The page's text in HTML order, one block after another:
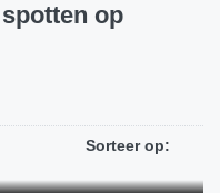
op
Sorteer op: